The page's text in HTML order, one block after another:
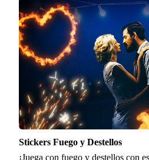
Stickers Fuego y Destellos
¡Juega con fuego y destellos con